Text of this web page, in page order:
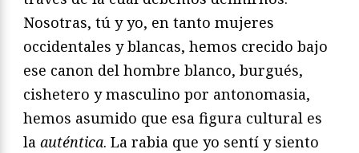
Nosotras, tú y yo, en tanto mujeres
occidentales y blancas, hemos crecido bajo
ese canon del hombre blanco, burgués,
cishetero y masculino por antonomasia,
hemos asumido que esa figura cultural es
la auténtica. La rabia que yo sentí y siento